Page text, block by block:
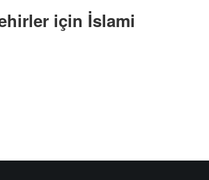
için İslami